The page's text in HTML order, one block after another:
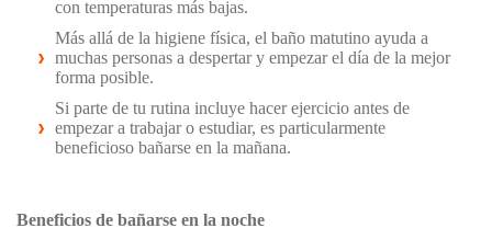
con temperaturas más bajas.
Más allá de la higiene física, el baño matutino ayuda a
muchas personas a despertar y empezar el día de la mejor
forma posible.
Si parte de tu rutina incluye hacer ejercicio antes de
empezar a trabajar o estudiar, es particularmente
beneficioso bañarse en la mañana.
Beneficios de bañarse en la noche